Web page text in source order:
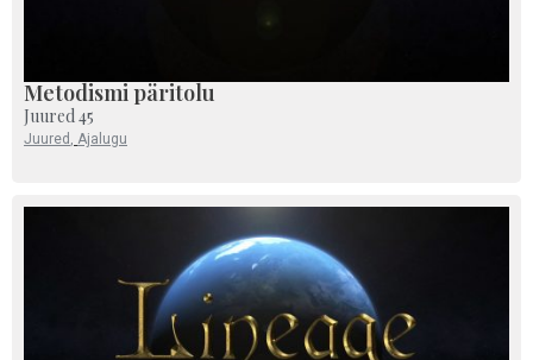
Metodismi päritolu
Juured 45
Juured Ajalugu